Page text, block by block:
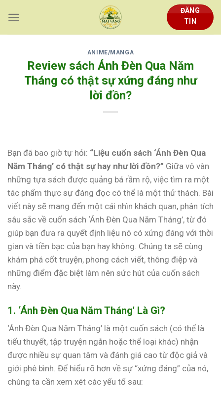
content
ĐĂNG
TIN
ANIME/MANGA
Review sách Ánh Đèn Qua Năm
Tháng có thật sự xứng đáng như
lời đồn?
Bạn đã bao giờ tự hỏi: “Liệu cuốn sách ‘Ánh Đèn Qua
Năm Tháng’ có thật sự hay như lời đồn?” Giữa vô vàn
những tựa sách được quảng bá rầm rộ, việc tìm ra một
tác phẩm thực sự đáng đọc có thể là một thử thách. Bài
viết này sẽ mang đến một cái nhìn khách quan, phân tích
sâu sắc về cuốn sách ‘Ánh Đèn Qua Năm Tháng’, từ đó
giúp bạn đưa ra quyết định liệu nó có xứng đáng với thời
gian và tiền bạc của bạn hay không. Chúng ta sẽ cùng
khám phá cốt truyện, phong cách viết, thông điệp và
những điểm đặc biệt làm nên sức hút của cuốn sách
này.
1. ‘Ánh Đèn Qua Năm Tháng’ Là Gì?
‘Ánh Đèn Qua Năm Tháng’ là một cuốn sách (có thể là
tiểu thuyết, tập truyện ngắn hoặc thể loại khác) nhận
được nhiều sự quan tâm và đánh giá cao từ độc giả và
giới phê bình. Để hiểu rõ hơn về sự “xứng đáng” của nó,
chúng ta cần xem xét các yếu tố sau: